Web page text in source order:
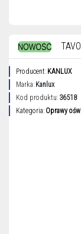
Producent: KANLUX
Marka: Kanlux
Kod produktu: 36518
Kategoria: Oprawy